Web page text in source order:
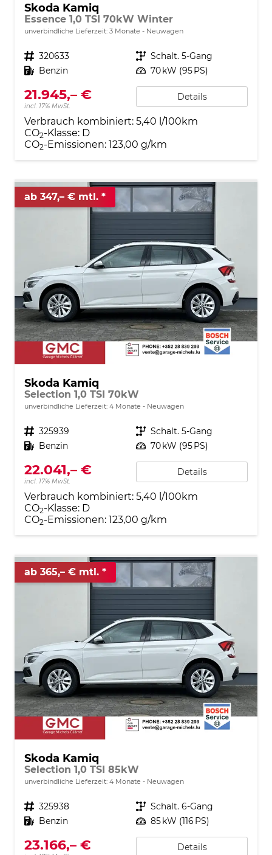
Skoda Kamiq
Essence 1,0 TSI 70kW Winter
unverbindliche Lieferzeit: 3 Monate Neuwagen
Fahrzeugnr. 320633 Getriebe Schalt. 5-Gang
Kraftstoff Benzin Leistung 70 kW (95 PS)
21.945,– €
incl. 17% MwSt.
Details
Verbrauch kombiniert: 5,40 l/100km
CO2-Klasse: D
CO2-Emissionen: 123,00 g/km
ab 347,– € mtl.
Skoda Kamiq
Selection 1,0 TSI 70kW
unverbindliche Lieferzeit: 4 Monate Neuwagen
Fahrzeugnr. 325939 Getriebe Schalt. 5-Gang
Kraftstoff Benzin Leistung 70 kW (95 PS)
22.041,– €
incl. 17% MwSt.
Details
Verbrauch kombiniert: 5,40 l/100km
CO2-Klasse: D
CO2-Emissionen: 123,00 g/km
ab 365,– € mtl.
Skoda Kamiq
Selection 1,0 TSI 85kW
unverbindliche Lieferzeit: 4 Monate Neuwagen
Fahrzeugnr. 325938 Getriebe Schalt. 6-Gang
Kraftstoff Benzin Leistung 85 kW (116 PS)
23.166,– € Details